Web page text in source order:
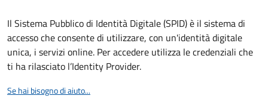
Il Sistema Pubblico di Identità Digitale (SPID) è il sistema di
accesso che consente di utilizzare, con un'identità digitale
unica, i servizi online. Per accedere utilizza le credenziali che
ti ha rilasciato l’Identity Provider.
Se hai bisogno di aiuto...